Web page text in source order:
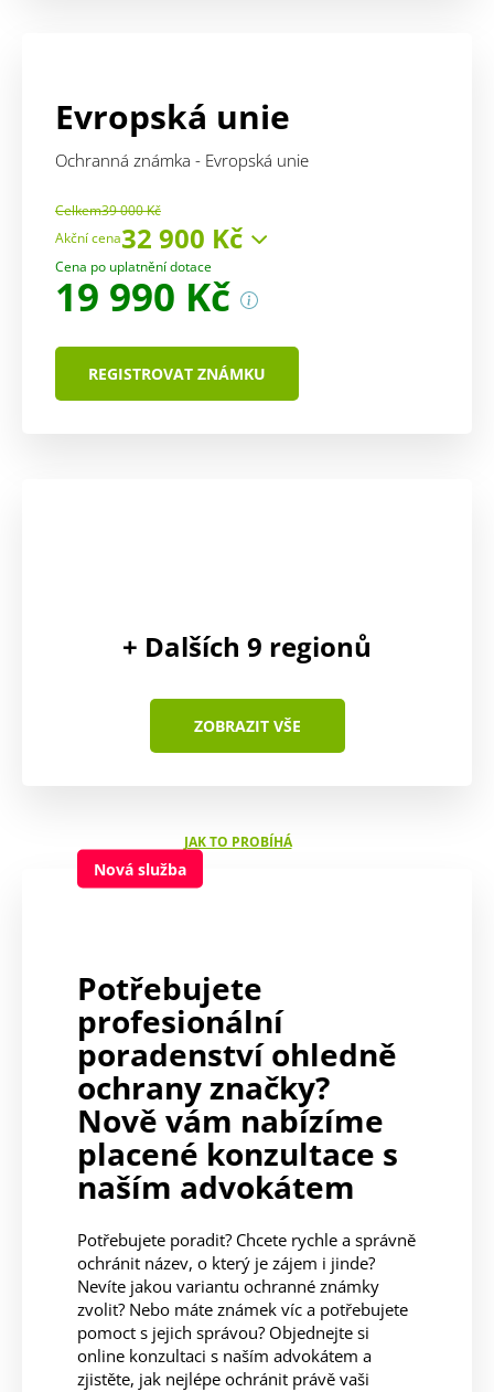
Evropská unie
Ochranná známka - Evropská unie
Celkem39 000 Kč
Akční cena32 900 Kč
Cena zahrnuje:
služba
správní poplatek
Cena po uplatnění dotace
19 990 Kč
REGISTROVAT ZNÁMKU
+ Dalších 9 regionů
ZOBRAZIT VŠE
JAK TO PROBÍHÁ
Nová služba
Potřebujete
profesionální
poradenství ohledně
ochrany značky?
Nově vám nabízíme
placené konzultace s
naším advokátem
Potřebujete poradit? Chcete rychle a správně
ochránit název, o který je zájem i jinde?
Nevíte jakou variantu ochranné známky
zvolit? Nebo máte známek víc a potřebujete
pomoct s jejich správou? Objednejte si
online konzultaci s naším advokátem a
zjistěte, jak nejlépe ochránit právě vaši